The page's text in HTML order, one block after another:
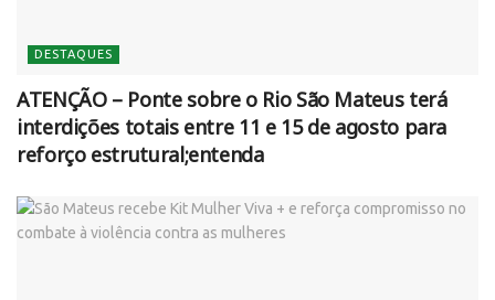
DESTAQUES
ATENÇÃO – Ponte sobre o Rio São Mateus terá
interdições totais entre 11 e 15 de agosto para
reforço estrutural;entenda